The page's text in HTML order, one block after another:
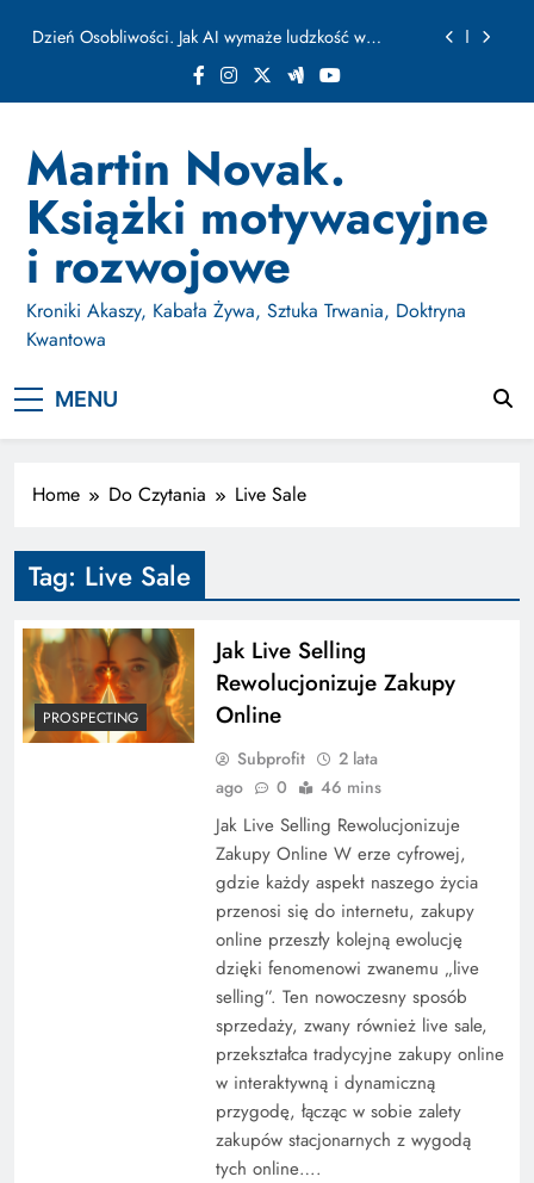
Jak Budować Myślokształty Powodzenia
Jak Projektować i Aktywować Myślokształty dla
Osiągania Celów w Codziennym Życiu
Dzień Osobliwości. Jak AI wymaże ludzkość w
ułamku sekundy
Jak Budować Myślokształty Powodzenia
Jak Projektować i Aktywować Myślokształty dla
Osiągania Celów w Codziennym Życiu
Martin Novak.
Książki motywacyjne
i rozwojowe
Kroniki Akaszy, Kabała Żywa, Sztuka Trwania, Doktryna
Kwantowa
MENU
Home Do Czytania Live Sale
Tag: Live Sale
PROSPECTING
Jak Live Selling
Rewolucjonizuje Zakupy
Online
Subprofit
2 lata
ago
0 46 mins
Jak Live Selling Rewolucjonizuje
Zakupy Online W erze cyfrowej,
gdzie każdy aspekt naszego życia
przenosi się do internetu, zakupy
online przeszły kolejną ewolucję
dzięki fenomenowi zwanemu „live
selling”. Ten nowoczesny sposób
sprzedaży, zwany również live sale,
przekształca tradycyjne zakupy online
w interaktywną i dynamiczną
przygodę, łącząc w sobie zalety
zakupów stacjonarnych z wygodą
tych online….